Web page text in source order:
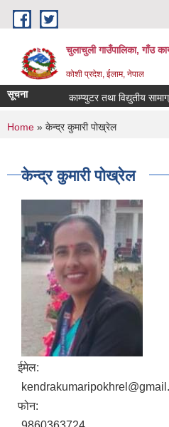
Skip to main content
चुलाचुली गाउँपालिका, गाँउ
कोशी प्रदेश, ईलाम, नेपाल
सूचना काम्प्युटर तथा विद्युतीय
You are here
Home » केन्द्र कुमारी पोख्रेल
केन्द्र कुमारी पोख्रेल
ईमेल:
फोन: